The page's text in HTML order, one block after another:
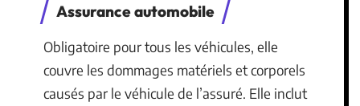
Assurance automobile
Obligatoire pour tous les véhicules, elle
couvre les dommages matériels et corporels
causés par le véhicule de l’assuré. Elle inclut